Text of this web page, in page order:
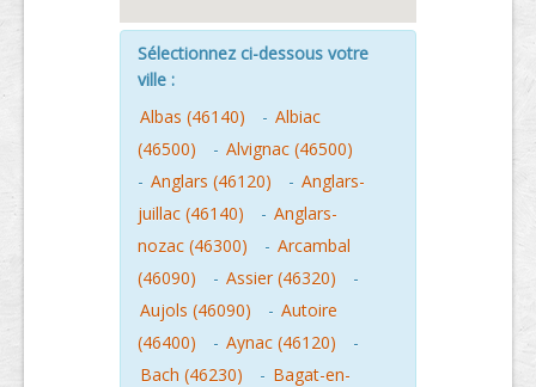
Sélectionnez ci-dessous votre
ville :
Albas (46140)
- Albiac
(46500)
- Alvignac (46500)
- Anglars (46120) - Anglars-
juillac (46140)
- Anglars-
nozac (46300)
- Arcambal
(46090)
- Assier (46320)
-
Aujols (46090)
- Autoire
(46400)
- Aynac (46120)
-
Bach (46230)
- Bagat-en-